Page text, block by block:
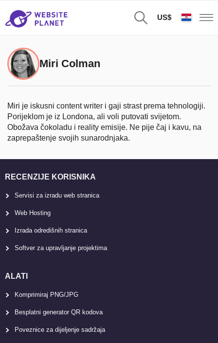
US$
Miri Colman
Miri je iskusni content writer i gaji strast prema tehnologiji.
Porijeklom je iz Londona, ali voli putovati svijetom.
Obožava čokoladu i reality emisije. Ne pije čaj i kavu, na
zaprepaštenje svojih sunarodnjaka.
RECENZIJE KORISNIKA
Servisi za izradu web stranica
Web Hosting
Izrada odredišnih stranica
Softver za upravljanje projektima
ALATI
Komprimiraj PNG/JPG
Besplatni generator QR kodova
Poveznice za dijeljenje sadržaja